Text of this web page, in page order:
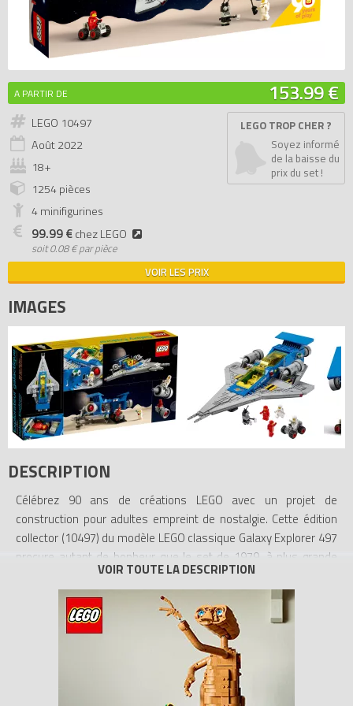
A PARTIR DE 153.99 €
LEGO 10497
Août2022
18+
1254 pièces
4 minifigurines
99.99 €chez LEGO
soit0.08 € par pièce
LEGO TROP CHER ?
Soyez informé
de la baisse du
prix du set !
VOIR LES PRIX
IMAGES
DESCRIPTION
Célébrez 90 ans de créations LEGO avec un projet de
construction pour adultes empreint de nostalgie. Cette édition
collector (10497) du modèle LEGO classique Galaxy Explorer 497
procure autant de bonheur que le set de 1979, à plus grande
Explorez une galaxie de détails. Prenez votre temps pour recréer
les caractéristiques de ce modèle fidèle à l’original, en particulier
l’aile delta intégrée. Le vaisseau possède 3 trains d’atterrissage
rétractables, des portes arrière qui s’ouvrent et une rampe pour
déployer le rover. À l’arrière du vaisseau, le compartiment du
rover renferme de nombreux outils. Le cockpit s’ouvre, révélant